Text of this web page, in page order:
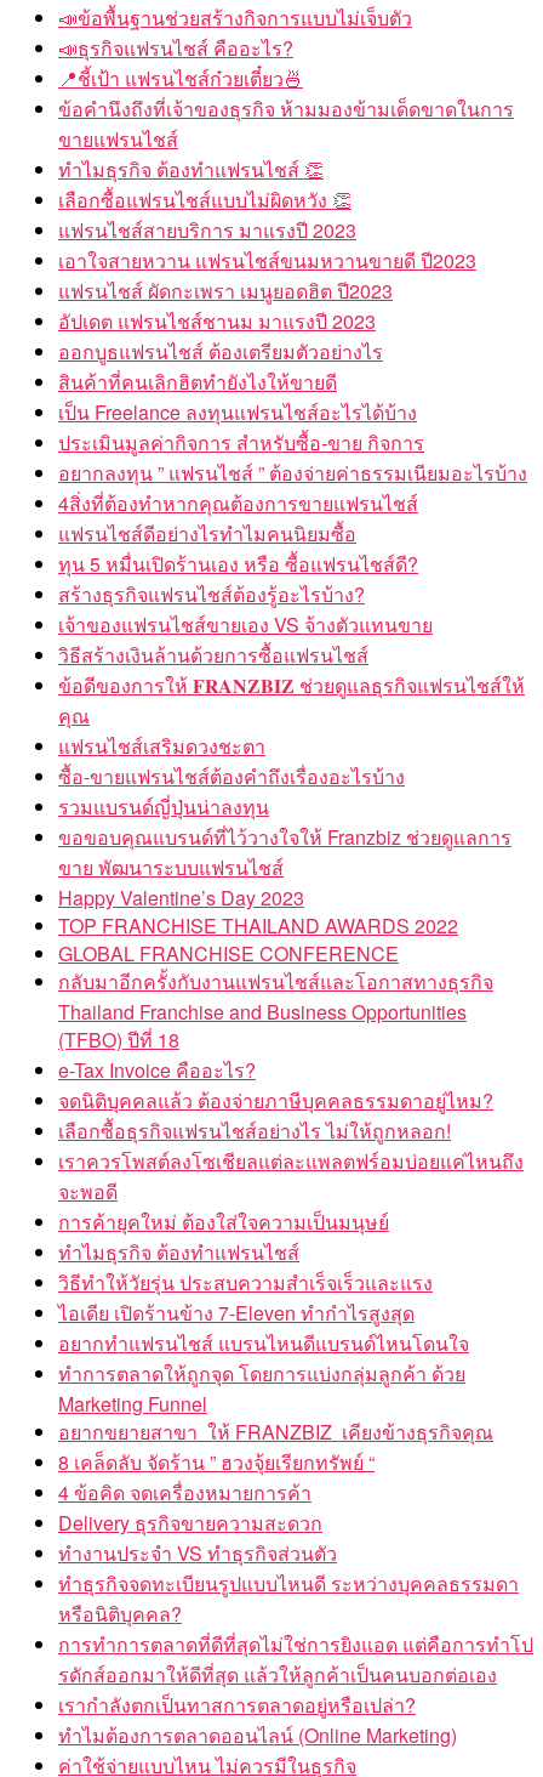
📣ข้อพื้นฐานช่วยสร้างกิจการแบบไม่เจ็บตัว
📣ธุรกิจแฟรนไชส์ คืออะไร?
📍ชี้เป้า แฟรนไชส์ก๋วยเตี๋ยว🍜
ข้อคำนึงถึงที่เจ้าของธุรกิจ ห้ามมองข้ามเด็ดขาดในการ
ขายแฟรนไชส์
ทำไมธุรกิจ ต้องทำแฟรนไชส์ 👏
เลือกซื้อแฟรนไชส์แบบไม่ผิดหวัง 👏
แฟรนไชส์สายบริการ มาแรงปี 2023
เอาใจสายหวาน แฟรนไชส์ขนมหวานขายดี ปี2023
แฟรนไชส์ ผัดกะเพรา เมนูยอดฮิต ปี2023
อัปเดต แฟรนไชส์ชานม มาแรงปี 2023
ออกบูธแฟรนไชส์ ต้องเตรียมตัวอย่างไร
สินค้าที่คนเลิกฮิตทำยังไงให้ขายดี
เป็น Freelance ลงทุนแฟรนไชส์อะไรได้บ้าง
ประเมินมูลค่ากิจการ สำหรับซื้อ-ขาย กิจการ
อยากลงทุน ” แฟรนไชส์ ” ต้องจ่ายค่าธรรมเนียมอะไรบ้าง
4สิ่งที่ต้องทำหากคุณต้องการขายแฟรนไชส์
แฟรนไชส์ดีอย่างไรทำไมคนนิยมซื้อ
ทุน 5 หมื่นเปิดร้านเอง หรือ ซื้อแฟรนไชส์ดี?
สร้างธุรกิจแฟรนไชส์ต้องรู้อะไรบ้าง?
เจ้าของแฟรนไชส์ขายเอง VS จ้างตัวแทนขาย
วิธีสร้างเงินล้านด้วยการซื้อแฟรนไชส์
ข้อดีของการให้ 𝐅𝐑𝐀𝐍𝐙𝐁𝐈𝐙 ช่วยดูแลธุรกิจแฟรนไชส์ให้
คุณ
แฟรนไชส์เสริมดวงชะตา
ซื้อ-ขายแฟรนไชส์ต้องคำถึงเรื่องอะไรบ้าง
รวมแบรนด์ญี่ปุ่นน่าลงทุน
ขอขอบคุณแบรนด์ที่ไว้วางใจให้ Franzbiz ช่วยดูแลการ
ขาย พัฒนาระบบแฟรนไชส์
Happy Valentine’s Day 2023
TOP FRANCHISE THAILAND AWARDS 2022
GLOBAL FRANCHISE CONFERENCE
กลับมาอีกครั้งกับงานแฟรนไชส์และโอกาสทางธุรกิจ
Thailand Franchise and Business Opportunities
(TFBO) ปีที่ 18
e-Tax Invoice คืออะไร?
จดนิติบุคคลแล้ว ต้องจ่ายภาษีบุคคลธรรมดาอยู่ไหม?
เลือกซื้อธุรกิจแฟรนไชส์อย่างไร ไม่ให้ถูกหลอก!
เราควรโพสต์ลงโซเชียลแต่ละแพลตฟร์อมบ่อยแค่ไหนถึง
จะพอดี
การค้ายุคใหม่ ต้องใส่ใจความเป็นมนุษย์
ทำไมธุรกิจ ต้องทำแฟรนไชส์
วิธีทำให้วัยรุ่น ประสบความสำเร็จเร็วและแรง
ไอเดีย เปิดร้านข้าง 7-Eleven ทำกำไรสูงสุด
อยากทำแฟรนไชส์ แบรนไหนดีแบรนด์ไหนโดนใจ
ทำการตลาดให้ถูกจุด โดยการแบ่งกลุ่มลูกค้า ด้วย
Marketing Funnel
อยากขยายสาขา ให้ FRANZBIZ เคียงข้างธุรกิจคุณ
8 เคล็ดลับ จัดร้าน ” ฮวงจุ้ยเรียกทรัพย์ “
4 ข้อคิด จดเครื่องหมายการค้า
Delivery ธุรกิจขายความสะดวก
ทำงานประจำ VS ทำธุรกิจส่วนตัว
ทำธุรกิจจดทะเบียนรูปแบบไหนดี ระหว่างบุคคลธรรมดา
หรือนิติบุคคล?
การทำการตลาดที่ดีที่สุดไม่ใช่การยิงแอด แต่คือการทำโป
รดักส์ออกมาให้ดีที่สุด แล้วให้ลูกค้าเป็นคนบอกต่อเอง
เรากำลังตกเป็นทาสการตลาดอยู่หรือเปล่า?
ทำไมต้องการตลาดออนไลน์ (Online Marketing)
ค่าใช้จ่ายแบบไหน ไม่ควรมีในธุรกิจ